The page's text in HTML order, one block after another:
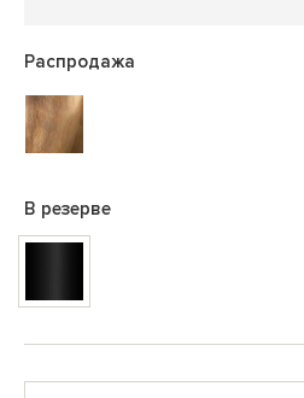
Распродажа
В резерве